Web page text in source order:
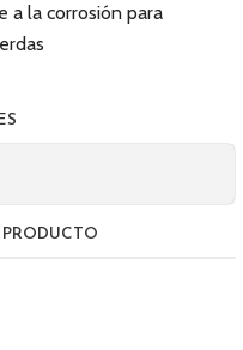
a la corrosión para